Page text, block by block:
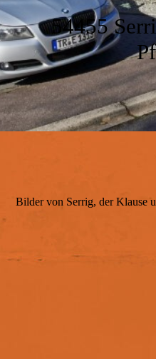
54455
Bilder von Serrig, der Klause
Bad
Der Garten